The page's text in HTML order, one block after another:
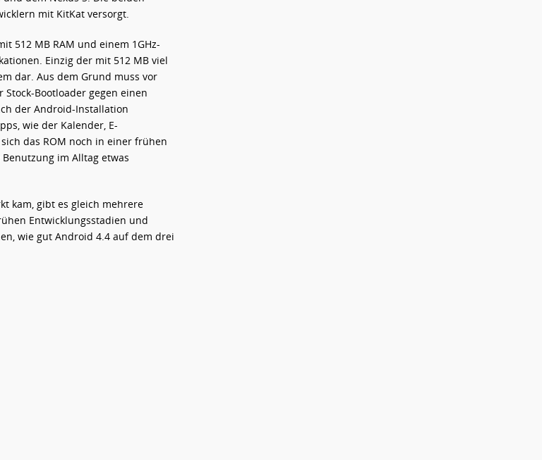
mit KitKat versorgt.
512 MB RAM und einem 1GHz-
Einzig der mit 512 MB viel
dar. Aus dem Grund muss vor
Stock-Bootloader gegen einen
der Android-Installation
wie der Kalender, E-
das ROM noch in einer frühen
im Alltag etwas
kam, gibt es gleich mehrere
Entwicklungsstadien und
wie gut Android 4.4 auf dem drei